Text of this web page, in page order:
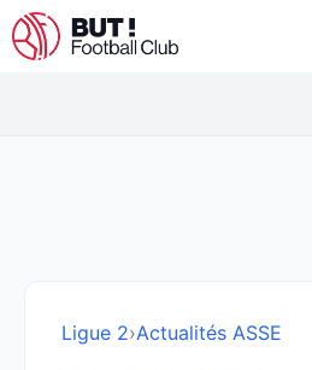
Aller
au
Ligue 2›Actualités ASSE